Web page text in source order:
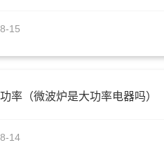
15
率（微波炉是大功率电器吗）
14